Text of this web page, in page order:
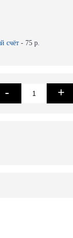
счёт - 75 р.
- +